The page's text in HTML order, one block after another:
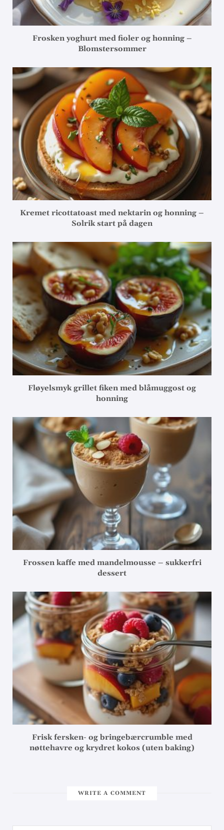
Frosken yoghurt med fioler og honning –
Blomstersommer
Kremet ricottatoast med nektarin og honning –
Solrik start på dagen
Fløyelsmyk grillet fiken med blåmuggost og
honning
Frossen kaffe med mandelmousse – sukkerfri
dessert
Frisk fersken- og bringebærcrumble med
nøttehavre og krydret kokos (uten baking)
WRITE A COMMENT